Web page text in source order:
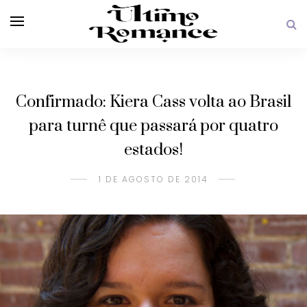
Confirmado: Kiera Cass volta ao Brasil
para turnê que passará por quatro
estados!
1 DE AGOSTO DE 2014